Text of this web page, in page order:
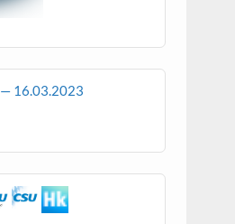
— 16.03.2023